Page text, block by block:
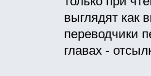
выглядят как
переводчики
главах -